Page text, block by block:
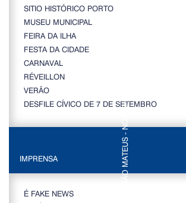
SITIO HISTÓRICO PORTO
MUSEU MUNICIPAL
FEIRA DA ILHA
FESTA DA CIDADE
CARNAVAL
RÉVEILLON
VERÃO
DESFILE CÍVICO DE 7 DE SETEMBRO
IMPRENSA
É FAKE NEWS